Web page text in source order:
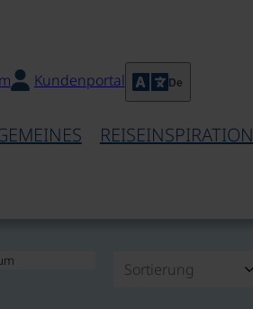
Kundenportal De
REISEINSPIRATION